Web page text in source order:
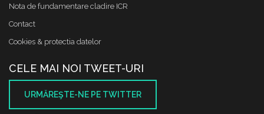
Nota de fundamentare cladire ICR
Contact
Cookies & protectia datelor
CELE MAI NOI TWEET-URI
URMĂREŞTE-NE PE TWITTER